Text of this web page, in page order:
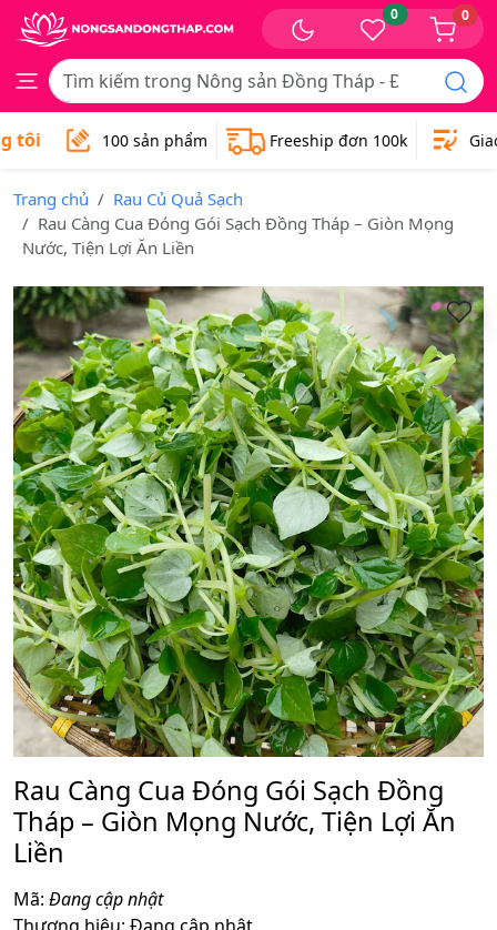
0 0
100 sản phẩm Freeship đơn 100k Giao
Trang chủ
Rau Củ Quả Sạch
Rau Càng Cua Đóng Gói Sạch Đồng Tháp – Giòn Mọng
Nước, Tiện Lợi Ăn Liền
Rau Càng Cua Đóng Gói Sạch Đồng
Tháp – Giòn Mọng Nước, Tiện Lợi Ăn
Liền
Mã: Đang cập nhật